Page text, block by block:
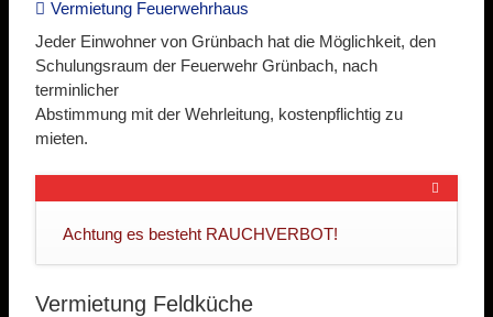
Vermietung Feuerwehrhaus
Jeder Einwohner von Grünbach hat die Möglichkeit, den
Schulungsraum der Feuerwehr Grünbach, nach
terminlicher
Abstimmung mit der Wehrleitung, kostenpflichtig zu
mieten.
Achtung es besteht RAUCHVERBOT!
Vermietung Feldküche